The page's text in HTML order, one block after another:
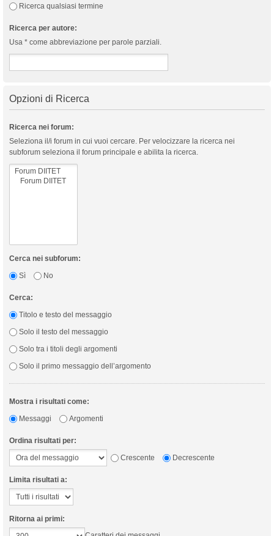
Ricerca qualsiasi termine
Ricerca per autore:
Usa * come abbreviazione per parole parziali.
Opzioni di Ricerca
Ricerca nei forum:
Seleziona il/i forum in cui vuoi cercare. Per velocizzare la ricerca nei
subforum seleziona il forum principale e abilita la ricerca.
Cerca nei subforum:
Sì
No
Cerca:
Titolo e testo del messaggio
Solo il testo del messaggio
Solo tra i titoli degli argomenti
Solo il primo messaggio dell’argomento
Mostra i risultati come:
Messaggi
Argomenti
Ordina risultati per:
Crescente
Decrescente
Limita risultati a:
Ritorna ai primi: